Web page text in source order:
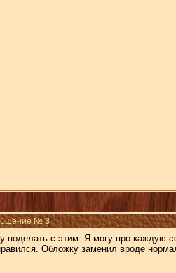
№3
поделать с этим. Я могу про каждую
Обложку заменил вроде